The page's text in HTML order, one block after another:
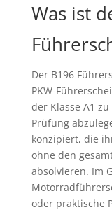
Was ist
Der B196
PKW-
der Klasse A1
Prüfung
konzipiert, die
ohne den
absolvieren. Im
oder praktische